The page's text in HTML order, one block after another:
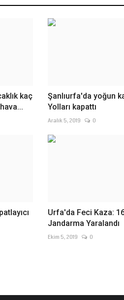
kaç
Şanlıurfa'da yoğun
Yolları kapattı
Aralık 5, 2019 0
Urfa'da Feci Kaza:
Jandarma Yaralandı
Ekim 5, 2019 0